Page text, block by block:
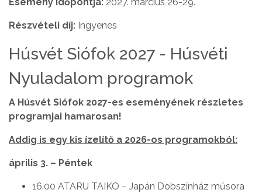
Részvételi díj: Ingyenes
Húsvét Siófok 2027 - Húsvéti
Nyuladalom programok
A Húsvét Siófok 2027-es eseményének részletes
programjai hamarosan!
Addig is egy kis ízelítő a 2026-os programokból:
április 3. – Péntek
16.00 ATARU TAIKO – Japán Dobszínház műsora